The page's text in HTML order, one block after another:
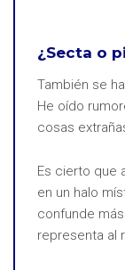
¿Secta o
También se
He oído
cosas
Es cierto que
en un halo
confunde
representa al